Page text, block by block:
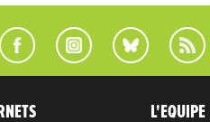
L'EQUIPE